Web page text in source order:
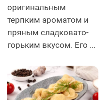
оригинальным
терпким ароматом и
пряным сладковато-
горьким вкусом. Его ...